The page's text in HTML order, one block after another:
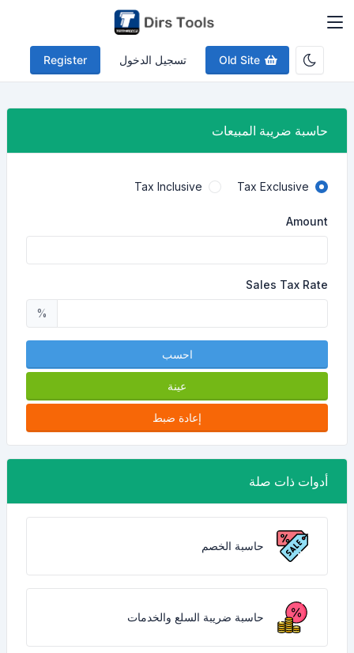
Old Site تسجيل الدخول Register
حاسبة ضريبة المبيعات
Tax Exclusive
Tax Inclusive
Amount
Sales Tax Rate
%
احسب
عينة
إعادة ضبط
أدوات ذات صلة
حاسبة الخصم
حاسبة ضريبة السلع والخدمات